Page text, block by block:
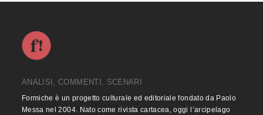
ANALISI, COMMENTI, SCENARI
Formiche è un progetto culturale ed editoriale fondato da Paolo
Messa nel 2004. Nato come rivista cartacea, oggi l’arcipelago